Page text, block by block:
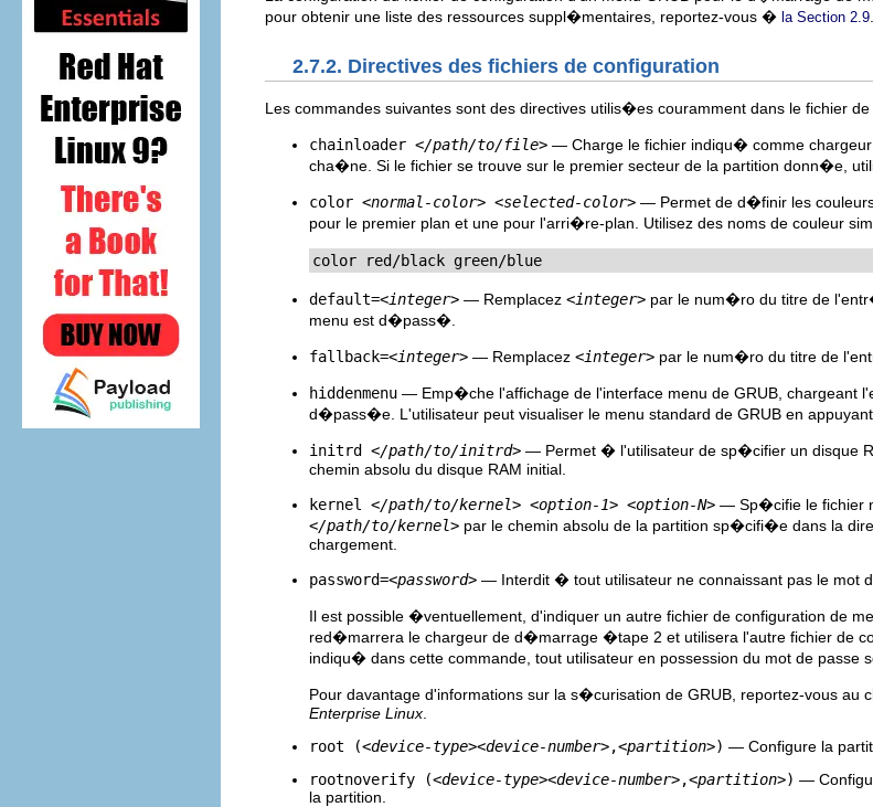
pour obtenir une liste des ressources suppl�mentaires, reportez-vous � la Section 2.9
2.7.2. Directives des fichiers de configuration
Les commandes suivantes sont des directives utilis�es couramment dans le fichier
chainloader </path/to/file> — Charge le fichier indiqu� comme
cha�ne. Si le fichier se trouve sur le premier secteur de la partition donn�e,
color <normal-color> <selected-color> — Permet de d�finir les
pour le premier plan et une pour l'arri�re-plan. Utilisez des noms de couleur
color red/black green/blue
default=<integer> — Remplacez <integer> par le num�ro du titre de
menu est d�pass�.
fallback=<integer> — Remplacez <integer> par le num�ro du titre de
hiddenmenu — Emp�che l'affichage de l'interface menu de GRUB, chargeant
d�pass�e. L'utilisateur peut visualiser le menu standard de GRUB en
initrd </path/to/initrd> — Permet � l'utilisateur de sp�cifier un disque
chemin absolu du disque RAM initial.
kernel </path/to/kernel> <option-1> <option-N> — Sp�cifie le fichier
</path/to/kernel> par le chemin absolu de la partition sp�cifi�e dans la
chargement.
password=<password> — Interdit � tout utilisateur ne connaissant pas le mot
Il est possible �ventuellement, d'indiquer un autre fichier de configuration de
red�marrera le chargeur de d�marrage �tape 2 et utilisera l'autre fichier de
indiqu� dans cette commande, tout utilisateur en possession du mot de
Pour davantage d'informations sur la s�curisation de GRUB, reportez-vous au
Enterprise Linux
root (<device-type><device-number>,<partition>) — Configure la
rootnoverify (<device-type><device-number>,<partition>) —
la partition.